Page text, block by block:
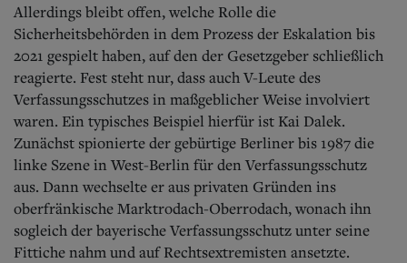
Allerdings bleibt offen, welche Rolle die
Sicherheitsbehörden in dem Prozess der Eskalation bis
2021 gespielt haben, auf den der Gesetzgeber schließlich
reagierte. Fest steht nur, dass auch V-Leute des
Verfassungsschutzes in maßgeblicher Weise involviert
waren. Ein typisches Beispiel hierfür ist Kai Dalek.
Zunächst spionierte der gebürtige Berliner bis 1987 die
linke Szene in West-Berlin für den Verfassungsschutz
aus. Dann wechselte er aus privaten Gründen ins
oberfränkische Marktrodach-Oberrodach, wonach ihn
sogleich der bayerische Verfassungsschutz unter seine
Fittiche nahm und auf Rechtsextremisten ansetzte.